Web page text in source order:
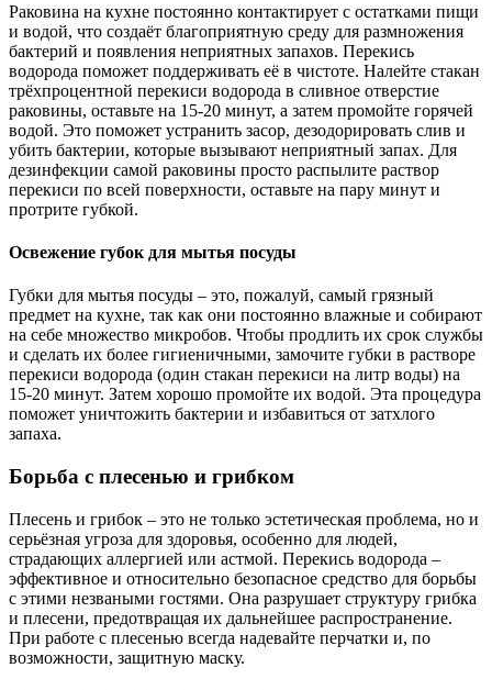
Раковина на кухне постоянно контактирует с остатками пищи
и водой, что создаёт благоприятную среду для размножения
бактерий и появления неприятных запахов. Перекись
водорода поможет поддерживать её в чистоте. Налейте стакан
трёхпроцентной перекиси водорода в сливное отверстие
раковины, оставьте на 15-20 минут, а затем промойте горячей
водой. Это поможет устранить засор, дезодорировать слив и
убить бактерии, которые вызывают неприятный запах. Для
дезинфекции самой раковины просто распылите раствор
перекиси по всей поверхности, оставьте на пару минут и
протрите губкой.
Освежение губок для мытья посуды
Губки для мытья посуды – это, пожалуй, самый грязный
предмет на кухне, так как они постоянно влажные и собирают
на себе множество микробов. Чтобы продлить их срок службы
и сделать их более гигиеничными, замочите губки в растворе
перекиси водорода (один стакан перекиси на литр воды) на
15-20 минут. Затем хорошо промойте их водой. Эта процедура
поможет уничтожить бактерии и избавиться от затхлого
запаха.
Борьба с плесенью и грибком
Плесень и грибок – это не только эстетическая проблема, но и
серьёзная угроза для здоровья, особенно для людей,
страдающих аллергией или астмой. Перекись водорода –
эффективное и относительно безопасное средство для борьбы
с этими незваными гостями. Она разрушает структуру грибка
и плесени, предотвращая их дальнейшее распространение.
При работе с плесенью всегда надевайте перчатки и, по
возможности, защитную маску.